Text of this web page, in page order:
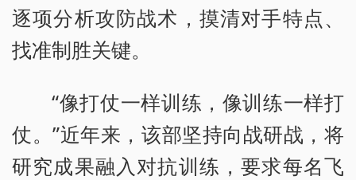
逐项分析攻防战术，摸清对手特点、
找准制胜关键。
“像打仗一样训练，像训练一样打
仗。”近年来，该部坚持向战研战，将
研究成果融入对抗训练，要求每名飞